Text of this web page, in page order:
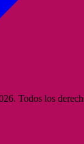
Todos los